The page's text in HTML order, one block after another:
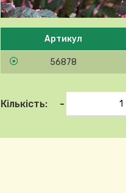
Будь ласка, виберіть
Артикул
56878
Кількість: -